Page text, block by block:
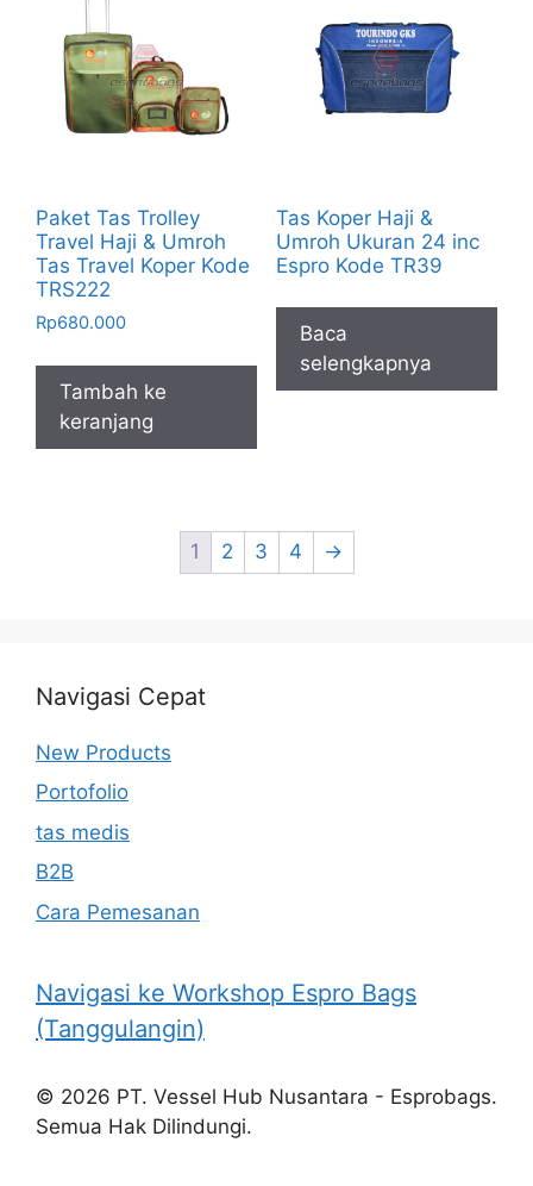
Paket Tas Trolley
Travel Haji & Umroh
Tas Travel Koper Kode
TRS222
Rp680.000
Tambah ke
keranjang
Tas Koper Haji &
Umroh Ukuran 24 inc
Espro Kode TR39
Baca
selengkapnya
1 2 3 4 →
Navigasi Cepat
New Products
Portofolio
tas medis
B2B
Cara Pemesanan
Navigasi ke Workshop Espro Bags
(Tanggulangin)
© 2026 PT. Vessel Hub Nusantara - Esprobags.
Semua Hak Dilindungi.